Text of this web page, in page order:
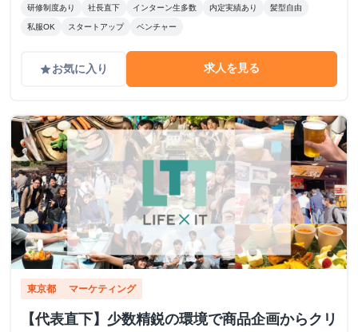
研修制度あり 社長直下 インターン生多数 内定実績あり 髪型自由
私服OK スタートアップ ベンチャー
gradeお気に入り 求人を見る
東京都 マーケティング
【代表直下】少数精鋭の環境で商品企画からクリ